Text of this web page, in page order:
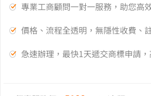
專業工商顧問一對一服務，助您高
價格、流程全透明，無隱性收費、
急速辦理，最快1天遞交商標申請